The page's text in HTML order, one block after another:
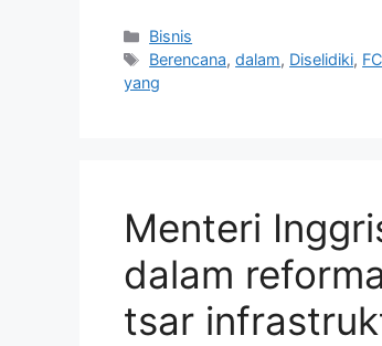
Kategori
Bisnis
Tag
Berencana,dalam, Diselidiki,
yang
Menteri
dalam
tsar